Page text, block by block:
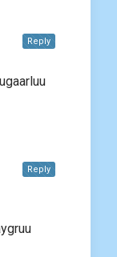
Reply
Reply